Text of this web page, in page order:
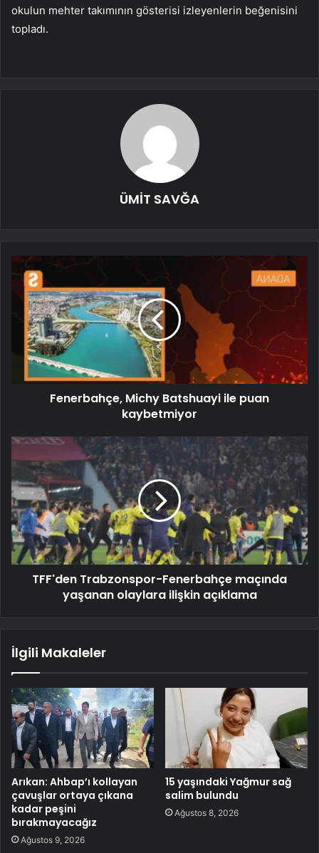
okulun mehter takımının gösterisi izleyenlerin beğenisini
topladı.
ÜMİT SAVĞA
Fenerbahçe, Michy Batshuayi ile puan
kaybetmiyor
TFF'den Trabzonspor-Fenerbahçe maçında
yaşanan olaylara ilişkin açıklama
İlgili Makaleler
Arıkan: Ahbap’ı kollayan
çavuşlar ortaya çıkana
kadar peşini
bırakmayacağız
Ağustos 9, 2026
15 yaşındaki Yağmur sağ
salim bulundu
Ağustos 8, 2026